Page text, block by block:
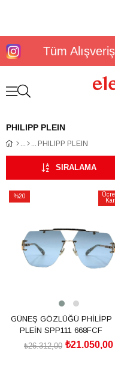
Tüm
PHILIPP PLEIN
PHILIPP PLEIN
SIRALAMA
%20
GÜNEŞ GÖZLÜĞÜ PHİLİPP
PLEİN SPP111 668FCF
₺21.050,00
₺26.312,00